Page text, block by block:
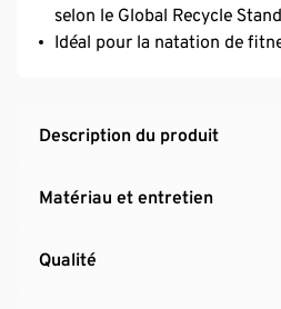
selon le Global Recycle
Idéal pour la natation de
Description du produit
Matériau et entretien
Qualité